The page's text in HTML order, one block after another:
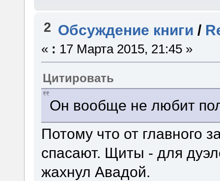
2 Обсуждение книги /
« : 17 Марта 2015, 21:45 »
Цитировать
Он вообще не любит
Потому что от главного
спасают. Щиты - для
жахнул Авадой.